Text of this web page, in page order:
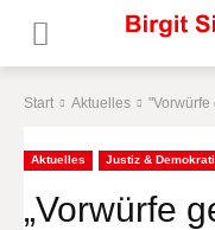
Start Aktuelles
Aktuelles Justiz &
„Vorwürfe